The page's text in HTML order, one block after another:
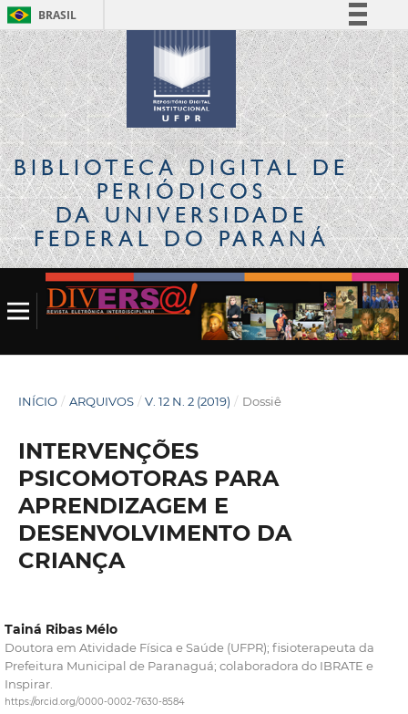
BRASIL
Simplifique!
Comunica BR
Participe
Acesso à informação
Legislação
Canais
BIBLIOTECA DIGITALDE
PERIÓDICOS
DA UNIVERSIDADE
FEDERAL DO PARANÁ
INÍCIO / ARQUIVOS / V. 12 N. 2 (2019) / Dossiê
INTERVENÇÕES
PSICOMOTORAS PARA
APRENDIZAGEM E
DESENVOLVIMENTO DA
CRIANÇA
Tainá Ribas Mélo
Doutora em Atividade Física e Saúde (UFPR); fisioterapeuta da
Prefeitura Municipal de Paranaguá; colaboradora do IBRATE e
Inspirar.
https://orcid.org/0000-0002-7630-8584